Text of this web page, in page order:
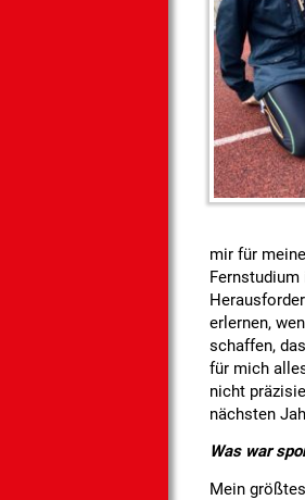
mir für
erlernen,
schaffen,
für mich
nicht
nächsten
Was war
Mein